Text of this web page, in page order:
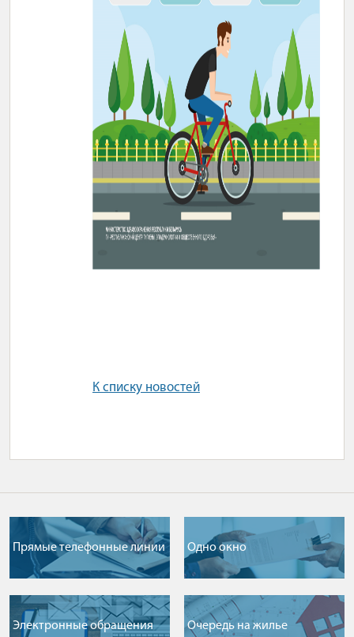
К списку новостей
Прямые телефонные линии Одно окно
Электронные обращения Очередь на жилье